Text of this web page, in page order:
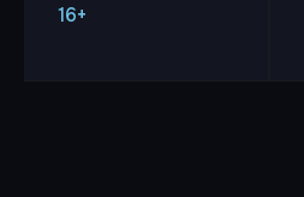
16+